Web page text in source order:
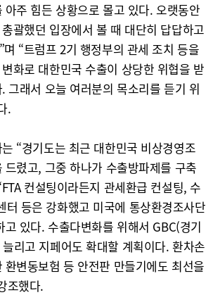
아주 힘든 상황으로 몰고 있다. 오랫동안
괄했던 입장에서 볼 때 대단히 답답하고
며 “트럼프 2기 행정부의 관세 조치 등을
화로 대한민국 수출이 상당한 위협을 받
그래서 오늘 여러분의 목소리를 듣기 위
.
“경기도는 최근 대한민국 비상경영조
드렸고, 그중 하나가 수출방파제를 구축
컨설팅이라든지 관세환급 컨설팅, 수
터 등은 강화했고 미국에 통상환경조사단
있다. 수출다변화를 위해서 GBC(경기
리고 지페어도 확대할 계획이다. 환차손
환변동보험 등 안전판 만들기에도 최선을
조했다.